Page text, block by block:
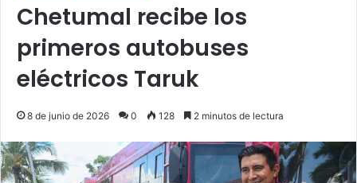
Chetumal recibe los
primeros autobuses
eléctricos Taruk
8 de junio de 2026 0 128 2 minutos de lectura